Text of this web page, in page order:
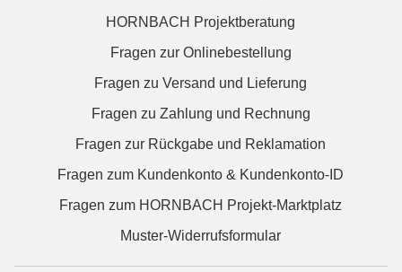
HORNBACH Projektberatung
Fragen zur Onlinebestellung
Fragen zu Versand und Lieferung
Fragen zu Zahlung und Rechnung
Fragen zur Rückgabe und Reklamation
Fragen zum Kundenkonto & Kundenkonto-ID
Fragen zum HORNBACH Projekt-Marktplatz
Muster-Widerrufsformular